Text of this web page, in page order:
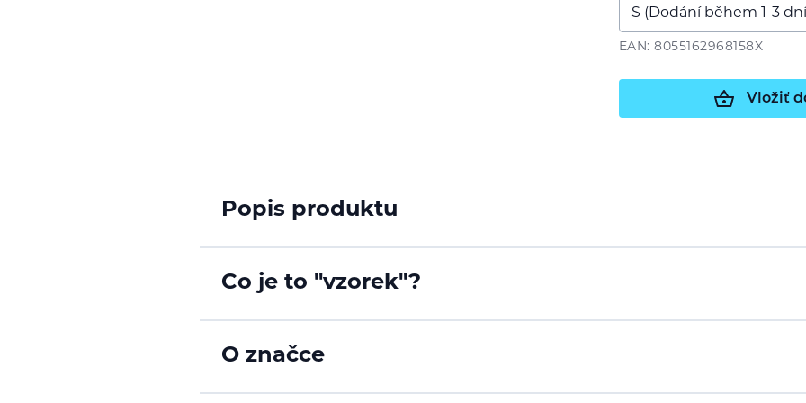
EAN: 8055162968158X
Vložiť
Popis produktu
Co je to "vzorek"?
O značce